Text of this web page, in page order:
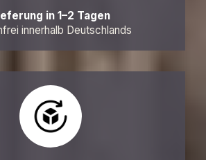
in 1–2 Tagen
innerhalb Deutschlands